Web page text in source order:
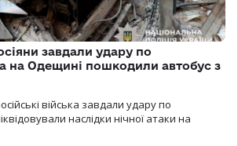
завдали удару по
на Одещині пошкодили автобус з
війська завдали удару по
наслідки нічної атаки на